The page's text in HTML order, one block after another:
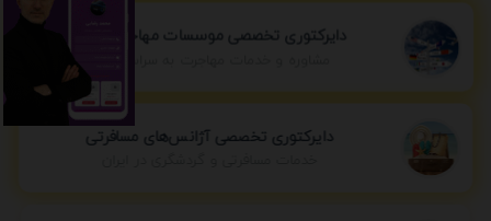
دایرکتوری تخصصی موسسات مهاجرتی ایران
مشاوره و خدمات مهاجرت به سراسر جهان
دایرکتوری تخصصی آژانس‌های مسافرتی